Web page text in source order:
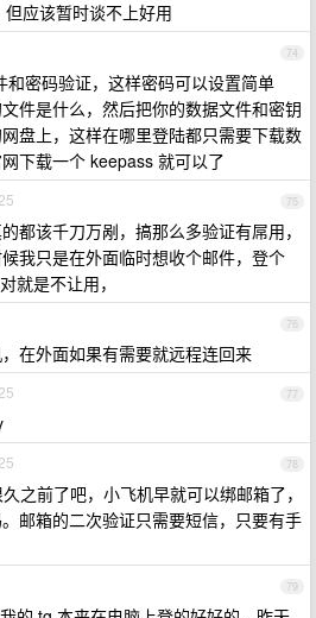
应该暂时谈不上好用
74
和密码验证，这样密码可以设置简单
件是什么，然后把你的数据文件和密钥
盘上，这样在哪里登陆都只需要下载数
下载一个 keepass 就可以了
75
都该千刀万剐，搞那么多验证有屌用，
我只是在外面临时想收个邮件，登个
就是不让用，
76
在外面如果有需要就远程连回来
77
78
之前了吧，小飞机早就可以绑邮箱了，
邮箱的二次验证只需要短信，只要有手
79